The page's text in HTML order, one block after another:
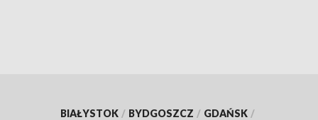
BIAŁYSTOK / BYDGOSZCZ / GDAŃSK /